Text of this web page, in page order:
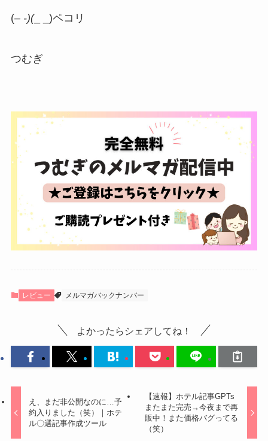
(– -)(_ _)ペコリ
つむぎ
レビュー メルマガバックナンバー
よかったらシェアしてね！
え、まだ非公開なのに…予
約入りました（笑）｜ホテ
ル〇選記事作成ツール
【速報】ホテル記事GPTs
またまた完売→今夜まで再
販中！また価格バグってる
（笑）